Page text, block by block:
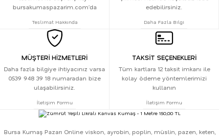
bursakumaspazarim.com’da
Teslimat Hakkında
edebilirsiniz.
Daha Fazla Bilgi
MÜŞTERİ HİZMETLERİ
Daha fazla bilgiye ihtiyacınız varsa
0539 948 39 18 numaradan bize
ulaşabilirsiniz.
İletişim Formu
TAKSİT SEÇENEKLERİ
Tüm kartlara 12 taksit imkanı ile
kolay ödeme yöntemlerimizi
kullanın
İletişim Formu
Bursa Kumaş Pazarı Online viskon, ayrobin, poplin, müslin, pazen, keten,